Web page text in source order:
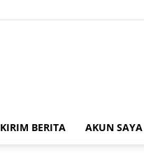
KIRIM BERITA AKUN SAYA